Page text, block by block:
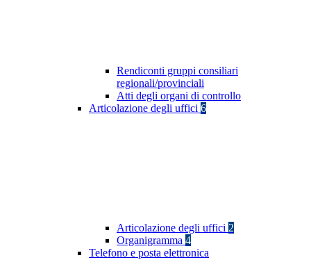
Rendiconti gruppi consiliari
regionali/provinciali
Atti degli organi di controllo
Articolazione degli uffici 6
Articolazione degli uffici 2
Organigramma 4
Telefono e posta elettronica